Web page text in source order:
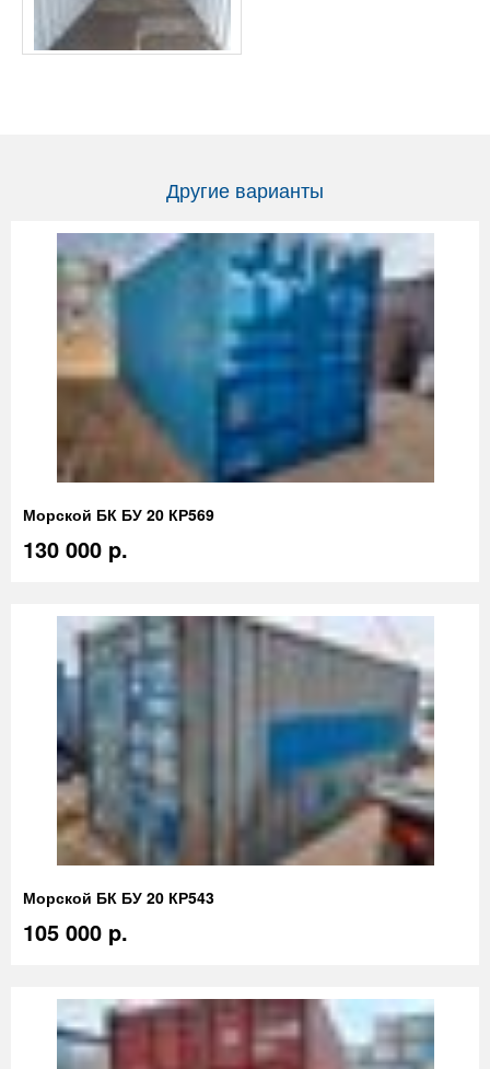
Другие варианты
Морской БК БУ 20 КР569
130 000 p.
Морской БК БУ 20 КР543
105 000 p.